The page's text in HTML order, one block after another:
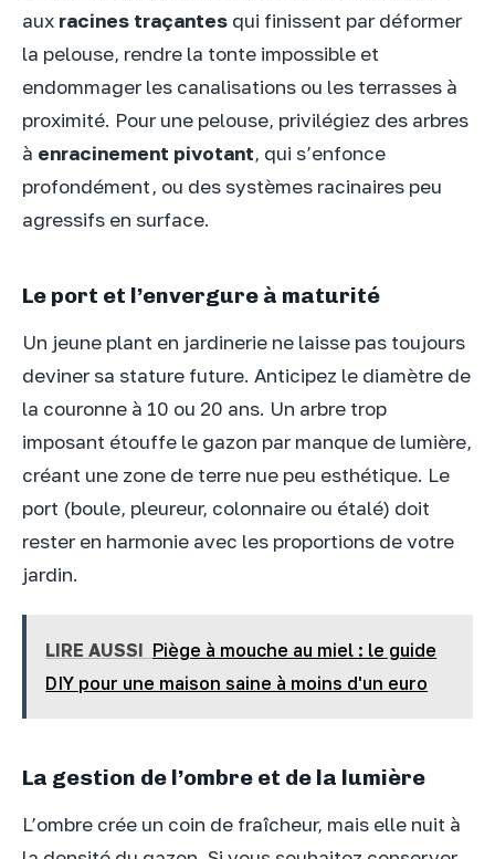
aux racines traçantes qui finissent par déformer
la pelouse, rendre la tonte impossible et
endommager les canalisations ou les terrasses à
proximité. Pour une pelouse, privilégiez des arbres
à enracinement pivotant, qui s’enfonce
profondément, ou des systèmes racinaires peu
agressifs en surface.
Le port et l’envergure à maturité
Un jeune plant en jardinerie ne laisse pas toujours
deviner sa stature future. Anticipez le diamètre de
la couronne à 10 ou 20 ans. Un arbre trop
imposant étouffe le gazon par manque de lumière,
créant une zone de terre nue peu esthétique. Le
port (boule, pleureur, colonnaire ou étalé) doit
rester en harmonie avec les proportions de votre
jardin.
LIRE AUSSI Piège à mouche au miel : le guide
DIY pour une maison saine à moins d'un euro
La gestion de l’ombre et de la lumière
L’ombre crée un coin de fraîcheur, mais elle nuit à